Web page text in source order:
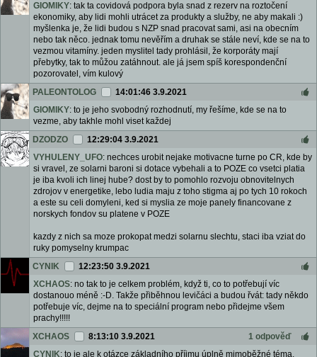
GIOMIKY: tak ta covidová podpora byla snad z rezerv na roztočení
ekonomiky, aby lidi mohli utrácet za produkty a služby, ne aby makali :)
myšlenka je, že lidi budou s NZP snad pracovat sami, asi na obecním
nebo tak něco. jednak tomu nevěřím a druhak se stále neví, kde se na to
vezmou vitamíny. jeden myslitel tady prohlásil, že korporáty mají
přebytky, tak to můžou zatáhnout. ale já jsem spíš korespondenční
pozorovatel, vím kulový
PALEONTOLOG
14:01:46 3.9.2021
GIOMIKY: to je jeho svobodný rozhodnutí, my řešíme, kde se na to
vezme, aby takhle mohl viset každej
DZODZO
12:29:04 3.9.2021
VYHULENY_UFO: nechces urobit nejake motivacne turne po CR, kde by
si vravel, ze solarni baroni si dotace vybehali a to POZE co vsetci platia
je iba kvoli ich linej hube? dost by to pomohlo rozvoju obnovitelnych
zdrojov v energetike, lebo ludia maju z toho stigma aj po tych 10 rokoch
a este su celi domyleni, ked si myslia ze moje panely financovane z
norskych fondov su platene v POZE
kazdy z nich sa moze prokopat medzi solarnu slechtu, staci iba vziat do
ruky pomyselny krumpac
CYNIK
12:23:50 3.9.2021
XCHAOS: no tak to je celkem problém, když ti, co to potřebují víc
dostanouo méně :-D. Takže přiběhnou levičáci a budou řvát: tady někdo
potřebuje víc, dejme na to speciální program nebo přidejme všem
prachy!!!!!
XCHAOS
8:13:10 3.9.2021
1 odpověď
CYNIK: to je ale k otázce základního příjmu úplně mimoběžné téma.